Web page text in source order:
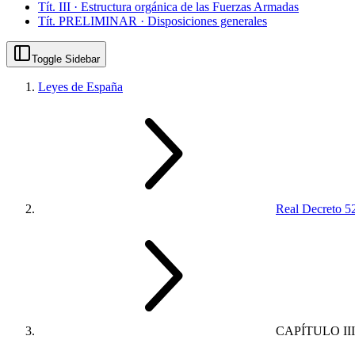
Tít. III · Estructura orgánica de las Fuerzas Armadas
Tít. PRELIMINAR · Disposiciones generales
Toggle Sidebar
Leyes de España
Real Decreto
CAPÍTULO III